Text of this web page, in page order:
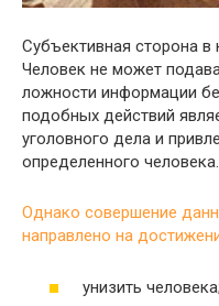
Субъективная сторона в
Человек не может
ложности информации
подобных действий
уголовного дела и
определенного человека.
Однако совершение
направлено на
унизить человека;